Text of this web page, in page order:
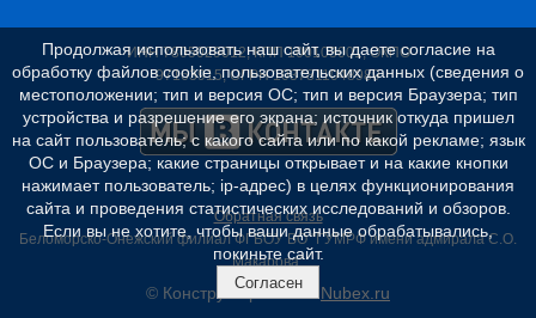
ИНН 7805029012, КПП 100103001, ОКПО
97163915, ОГРН 1037811048989
Обратная связь
Беломорско-Онежский филиал ФГБОУ ВО "ГУМРФ имени адмирала С.О.
Макарова"
© Конструктор сайтов Nubex.ru
Продолжая использовать наш сайт, вы даете согласие на
обработку файлов cookie, пользовательских данных (сведения о
местоположении; тип и версия ОС; тип и версия Браузера; тип
устройства и разрешение его экрана; источник откуда пришел
на сайт пользователь; с какого сайта или по какой рекламе; язык
ОС и Браузера; какие страницы открывает и на какие кнопки
нажимает пользователь; ip-адрес) в целях функционирования
сайта и проведения статистических исследований и обзоров.
Если вы не хотите, чтобы ваши данные обрабатывались,
покиньте сайт.
Согласен